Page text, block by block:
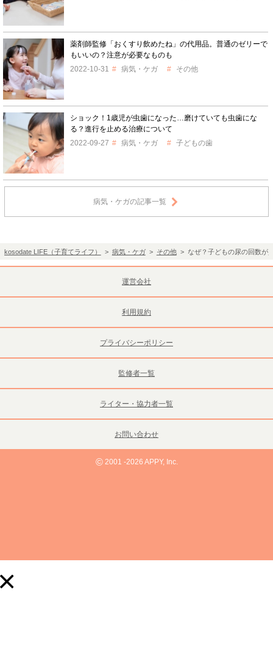
薬剤師監修「おくすり飲めたね」の代用品。普通のゼリーで
もいいの？注意が必要なものも
2022-10-31
病気・ケガ その他
ショック！1歳児が虫歯になった…磨けていても虫歯にな
る？進行を止める治療について
2022-09-27
病気・ケガ 子どもの歯
病気・ケガの記事一覧
kosodate LIFE（子育てライフ） > 病気・ケガ> その他> なぜ？子どもの尿の回数が
運営会社
利用規約
プライバシーポリシー
監修者一覧
ライター・協力者一覧
お問い合わせ
©2001 -2026 APPY, Inc.